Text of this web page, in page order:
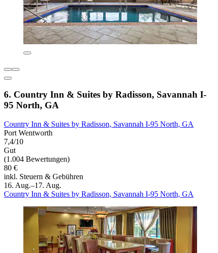
6. Country Inn & Suites by Radisson, Savannah I-
95 North, GA
Country Inn & Suites by Radisson, Savannah I-95 North, GA
Port Wentworth
7,4/10
Gut
(1.004 Bewertungen)
80 €
inkl. Steuern & Gebühren
16. Aug.–17. Aug.
Country Inn & Suites by Radisson, Savannah I-95 North, GA